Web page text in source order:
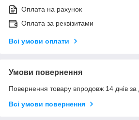
Оплата на рахунок
Оплата за реквізитами
Всі умови оплати
Умови повернення
Повернення товару впродовж 14 днів за
Всі умови повернення